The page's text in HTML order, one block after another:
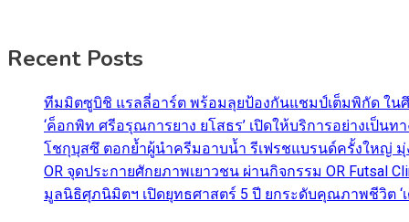
Recent Posts
ทีมมิตซูบิชิ แรลลี่อาร์ต พร้อมลุยป้องกันแชมป์เต็มพิกัด ใน
‘ค็อกพิท ศรีอรุณการยาง ยโสธร’ เปิดให้บริการอย่างเป็น
โชกุบุสซึ ตอกย้ำผู้นำครีมอาบน้ำ รีเฟรชแบรนด์ครั้งใหญ่ มุ่
OR จุดประกายศักยภาพเยาวชน ผ่านกิจกรรม OR Futsal
มูลนิธิศุภนิมิตฯ เปิดยุทธศาสตร์ 5 ปี ยกระดับคุณภาพชีวิต